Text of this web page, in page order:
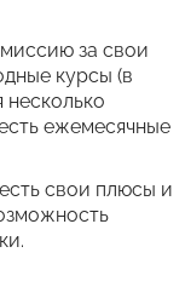
за свои
курсы (в
несколько
ежемесячные
свои плюсы и